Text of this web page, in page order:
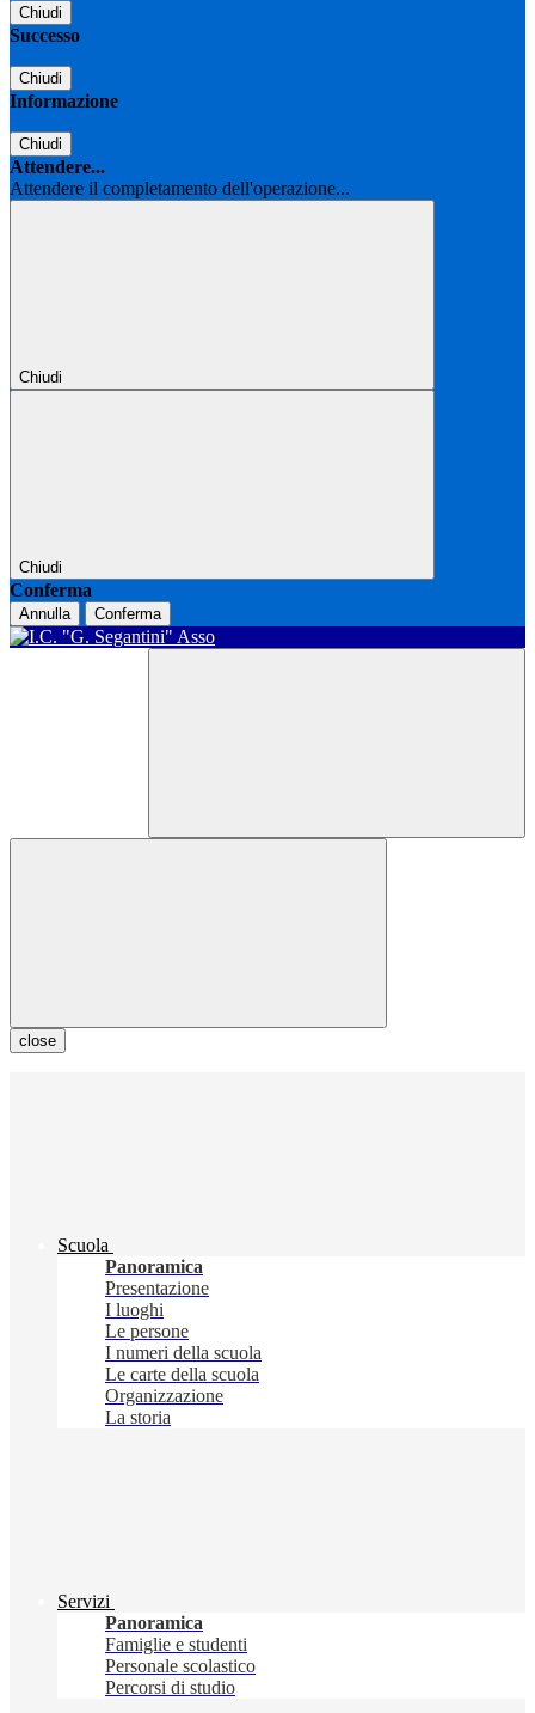
Chiudi
Successo
Chiudi
Informazione
Chiudi
Attendere...
Attendere il completamento dell'operazione...
Chiudi
Chiudi
Conferma
Annulla Conferma
close
Scuola
Panoramica
Presentazione
I luoghi
Le persone
I numeri della scuola
Le carte della scuola
Organizzazione
La storia
Servizi
Panoramica
Famiglie e studenti
Personale scolastico
Percorsi di studio